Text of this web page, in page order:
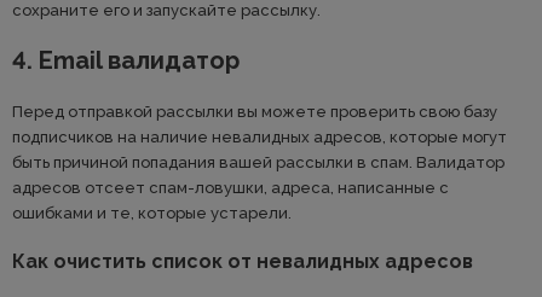
сохраните его и запускайте рассылку.
4. Email валидатор
Перед отправкой рассылки вы можете проверить свою базу
подписчиков на наличие невалидных адресов, которые могут
быть причиной попадания вашей рассылки в спам. Валидатор
адресов отсеет спам-ловушки, адреса, написанные с
ошибками и те, которые устарели.
Как очистить список от невалидных адресов